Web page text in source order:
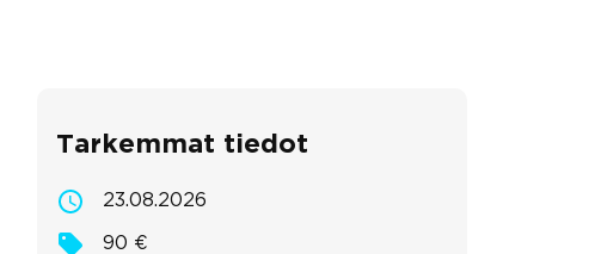
Tarkemmat tiedot
23.08.2026
90 €